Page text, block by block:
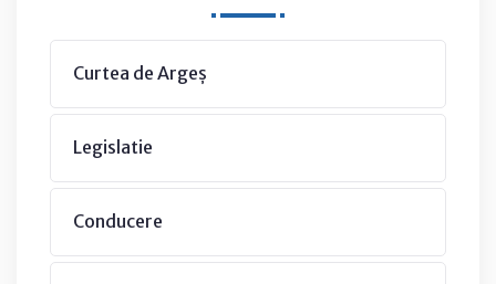
Curtea de Argeș
Legislatie
Conducere